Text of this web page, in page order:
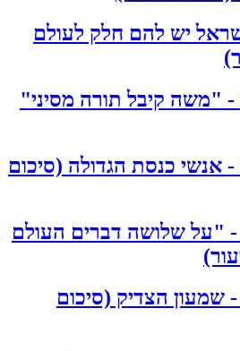
יש להם חלק לעולם
"משה קיבל תורה מסיני"
כנסת הגדולה (סיכום
"על שלושה דברים העולם
הצדיק (סיכום